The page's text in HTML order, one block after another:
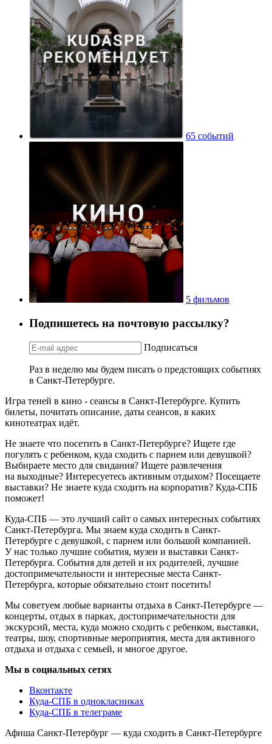
65 событий
5 фильмов
Подпишетесь на почтовую рассылку?
Подписаться
Раз в неделю мы будем писать о предстоящих событиях
в Санкт-Петербурге.
Игра теней в кино - сеансы в Санкт-Петербурге. Купить
билеты, почитать описание, даты сеансов, в каких
кинотеатрах идёт.
Не знаете что посетить в Санкт-Петербурге? Ищете где
погулять с ребенком, куда сходить с парнем или девушкой?
Выбираете место для свидания? Ищете развлечения
на выходные? Интересуетесь активным отдыхом? Посещаете
выставки? Не знаете куда сходить на корпоратив? Куда-СПБ
поможет!
Куда-СПБ — это лучший сайт о самых интересных событиях
Санкт-Петербурга. Мы знаем куда сходить в Санкт-
Петербурге с девушкой, с парнем или большой компанией.
У нас только лучшие события, музеи и выставки Санкт-
Петербурга. События для детей и их родителей, лучшие
достопримечательности и интересные места Санкт-
Петербурга, которые обязательно стоит посетить!
Мы советуем любые варианты отдыха в Санкт-Петербурге —
концерты, отдых в парках, достопримечательности для
экскурсий, места, куда можно сходить с ребенком, выставки,
театры, шоу, спортивные мероприятия, места для активного
отдыха и отдыха с семьей, и многое другое.
Мы в социальных сетях
Вконтакте
Куда-СПБ в однокласниках
Куда-СПБ в телеграме
Афиша Санкт-Петербург — куда сходить в Санкт-Петербурге